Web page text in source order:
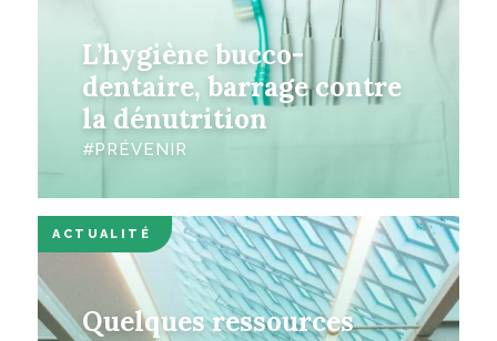
L’hygiène bucco-
dentaire, barrage contre
la dénutrition
PRÉVENIR
ACTUALITÉ
Quelques ressources